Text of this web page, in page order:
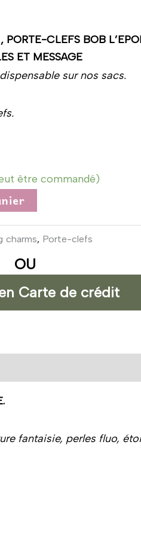
CLEFS BOB
ET MESSAGE
sur nos sacs.
être commandé)
charms, Porte-clefs
OU
Carte de crédit
fantaisie, perles fluo,